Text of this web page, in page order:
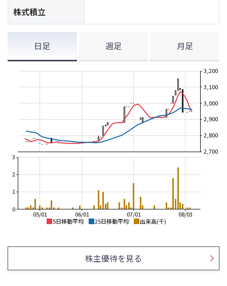
株式積立
日足 週足 月足
5日移動平均 25日移動平均 出来高(千)
08/03
07/01
06/01
05/01
2,700
2,800
2,900
3,000
3,100
3,200
0
1
2
3
2,800
3,000
株主優待を見る